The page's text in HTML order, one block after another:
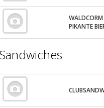
PIKANTE
Sandwiches